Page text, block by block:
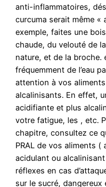
anti-inflammatoires,
curcuma serait même «
exemple, faites une
chaude, du velouté de
nature, et de la broche.
fréquemment de l’eau
attention à vos
alcalinisants. En effet,
acidifiante et plus
votre fatigue, les , etc.
chapitre, consultez ce
PRAL de vos aliments (
acidulant ou
réflexes en cas
sur le sucré, dangereux